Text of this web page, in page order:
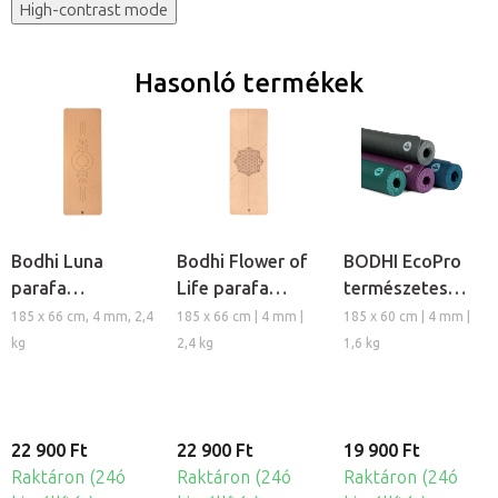
High-contrast mode
Hasonló termékek
Bodhi Luna
parafa
jógaszőnyeg
185 x 66 cm, 4 mm, 2,4
kg
22 900 Ft
Raktáron (24ó
Bodhi Flower of
Life parafa
jógaszőnyeg
185 x 66 cm | 4 mm |
2,4 kg
22 900 Ft
Raktáron (24ó
BODHI EcoPro
természetes
kaucsuk
jógamatrac
185 x 60 cm | 4 mm |
1,6 kg
19 900 Ft
Raktáron (24ó